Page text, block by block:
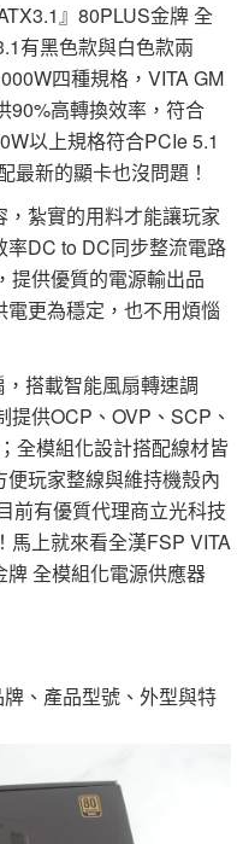
』80PLUS金牌 全
有黑色款與白色款兩
四種規格，VITA GM
90%高轉換效率，符合
以上規格符合PCIe 5.1
最新的顯卡也沒問題！
紮實的用料才能讓玩家
DC to DC同步整流電路
提供優質的電源輸出品
更為穩定，也不用煩惱
搭載智能風扇轉速調
供OCP、OVP、SCP、
全模組化設計搭配線材皆
玩家整線與維持機殼內
前有優質代理商立光科技
馬上就來看全漢FSP VITA
牌 全模組化電源供應器
、產品型號、外型與特